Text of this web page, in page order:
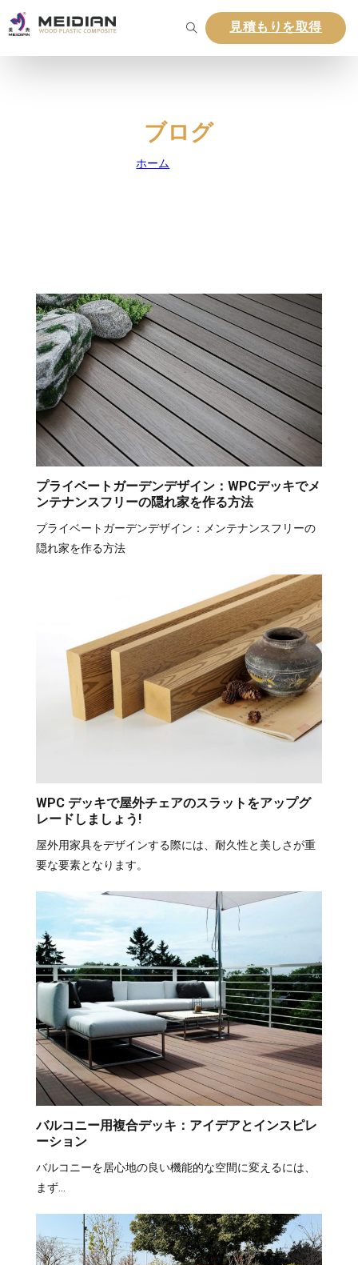
見積もりを取得
ブログ
ホーム
プライベートガーデンデザイン：WPCデッキでメ
ンテナンスフリーの隠れ家を作る方法
プライベートガーデンデザイン：メンテナンスフリーの
隠れ家を作る方法
WPC デッキで屋外チェアのスラットをアップグ
レードしましょう!
屋外用家具をデザインする際には、耐久性と美しさが重
要な要素となります。
バルコニー用複合デッキ：アイデアとインスピレ
ーション
バルコニーを居心地の良い機能的な空間に変えるには、
まず…